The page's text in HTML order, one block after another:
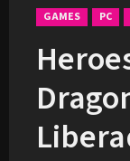
GAMES PC